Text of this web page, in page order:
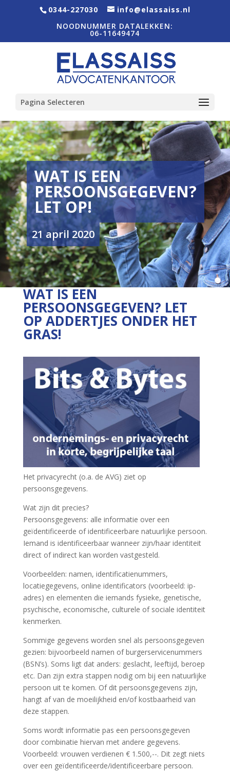
0344-227030
info@elassaiss.nl
NOODNUMMER DATALEKKEN:
06-11649474
Pagina Selecteren
WAT IS EEN
PERSOONSGEGEVEN?
LET OP!
21 april 2020
WAT IS EEN
PERSOONSGEGEVEN? LET
OP ADDERTJES ONDER HET
GRAS!
Het privacyrecht (o.a. de AVG) ziet op
persoonsgegevens.
Wat zijn dit precies?
Persoonsgegevens: alle informatie over een
geïdentificeerde of identificeerbare natuurlijke persoon.
Iemand is identificeerbaar wanneer zijn/haar identiteit
direct of indirect kan worden vastgesteld.
Voorbeelden: namen, identificatienummers,
locatiegegevens, online identificators (voorbeeld: ip-
adres) en elementen die iemands fysieke, genetische,
psychische, economische, culturele of sociale identiteit
kenmerken.
Sommige gegevens worden snel als persoonsgegeven
gezien: bijvoorbeeld namen of burgerservicenummers
(BSN’s). Soms ligt dat anders: geslacht, leeftijd, beroep
etc. Dan zijn extra stappen nodig om bij een natuurlijke
persoon uit te komen. Of dit persoonsgegevens zijn,
hangt af van de moeilijkheid en/of kostbaarheid van
deze stappen.
Soms wordt informatie pas een persoonsgegeven
door combinatie hiervan met andere gegevens.
Voorbeeld: vrouwen verdienen € 1.500,--. Dit zegt niets
over een geïdentificeerde/identificeerbare persoon.